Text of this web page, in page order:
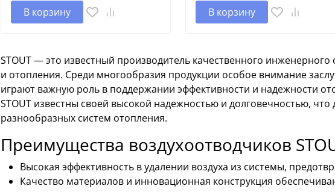
В корзину В корзину
STOUT — это известный производитель качественного
и отопления. Среди многообразия продукции особое внимание
играют важную роль в поддержании эффективности и надежности
STOUT известны своей высокой надежностью и долговечностью,
разнообразных систем отопления.
Преимущества воздухоотводчиков
Высокая эффективность в удалении воздуха из системы,
Качество материалов и инновационная конструкция